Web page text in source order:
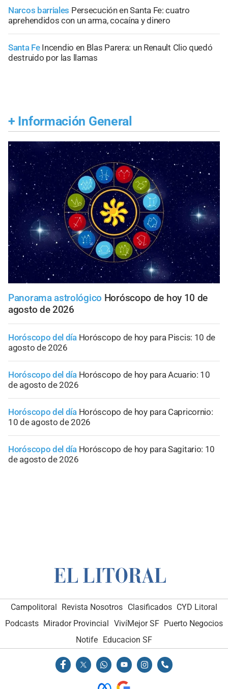
Narcos barriales Persecución en Santa Fe: cuatro
aprehendidos con un arma, cocaína y dinero
Santa Fe Incendio en Blas Parera: un Renault Clio quedó
destruido por las llamas
+ Información General
Panorama astrológico Horóscopo de hoy 10 de
agosto de 2026
Horóscopo del día Horóscopo de hoy para Piscis: 10 de
agosto de 2026
Horóscopo del día Horóscopo de hoy para Acuario: 10
de agosto de 2026
Horóscopo del día Horóscopo de hoy para Capricornio:
10 de agosto de 2026
Horóscopo del día Horóscopo de hoy para Sagitario: 10
de agosto de 2026
Campolitoral Revista Nosotros Clasificados CYD Litoral
Podcasts Mirador Provincial VivíMejor SF Puerto Negocios
Notife
Educacion SF